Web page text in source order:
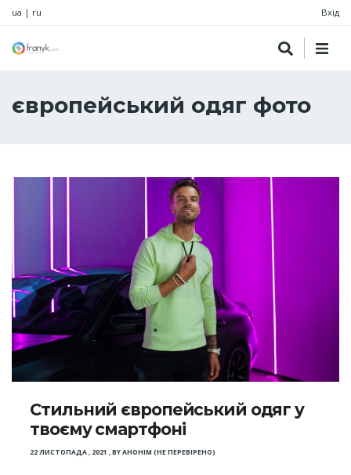
ua | ru Вхід
європейський одяг фото
Стильний європейський одяг у
твоєму смартфоні
22 ЛИСТОПАДА , 2021 ,BYАНОНІМ (НЕ ПЕРЕВІРЕНО)